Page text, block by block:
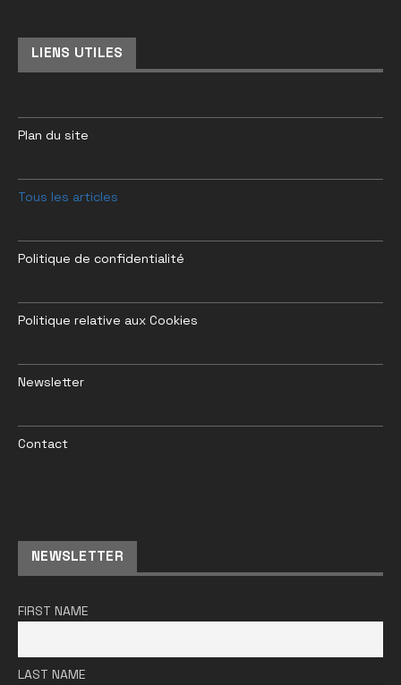
LIENS UTILES
Plan du site
Tous les articles
Politique de confidentialité
Politique relative aux Cookies
Newsletter
Contact
NEWSLETTER
FIRST NAME
LAST NAME